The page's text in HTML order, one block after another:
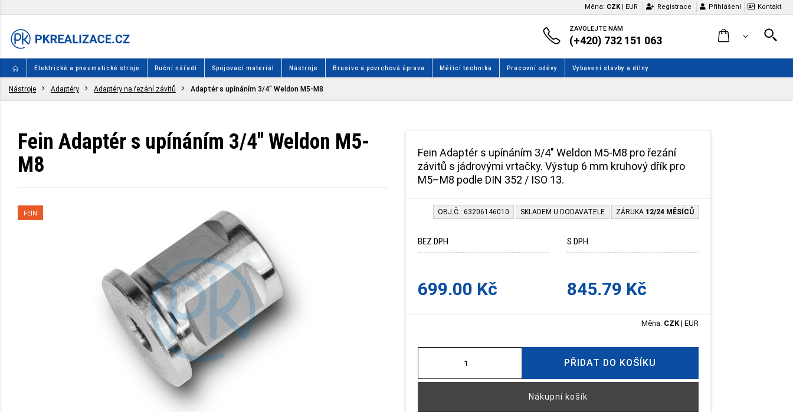
Měna: CZK | EUR Registrace Přihlášení Kontakt
ZAVOLEJTE NÁM
(+420) 732 151 063
Elektrické a pneumatické stroje Ruční nářadí Spojovací materiál Nástroje Brusivo a povrchová úprava Měřící technika Pracovní oděvy Vybavení stavby a dílny
Nástroje Adaptéry Adaptéry na řezání závitů Adaptér s upínáním 3/4" Weldon M5-M8
Fein Adaptér s upínáním 3/4" Weldon M5-
M8
FEIN
Fein Adaptér s upínáním 3/4" Weldon M5-M8 pro řezání
závitů s jádrovými vrtačky. Výstup 6 mm kruhový dřík pro
M5–M8 podle DIN 352 / ISO 13.
OBJ.Č.: 63206146010 SKLADEM U DODAVATELE ZÁRUKA 12/24 MĚSÍCŮ
BEZ DPH
699.00 Kč
S DPH
845.79 Kč
Měna: CZK| EUR
PŘIDAT DO KOŠÍKU
Nákupní košík